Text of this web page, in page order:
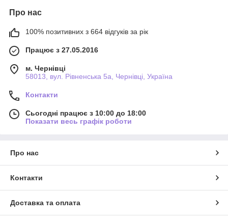
Про нас
100% позитивних з 664 відгуків за рік
Працює з 27.05.2016
м. Чернівці
58013, вул. Рівненська 5а, Чернівці, Україна
Контакти
Сьогодні працює з 10:00 до 18:00
Показати весь графік роботи
Про нас
Контакти
Доставка та оплата